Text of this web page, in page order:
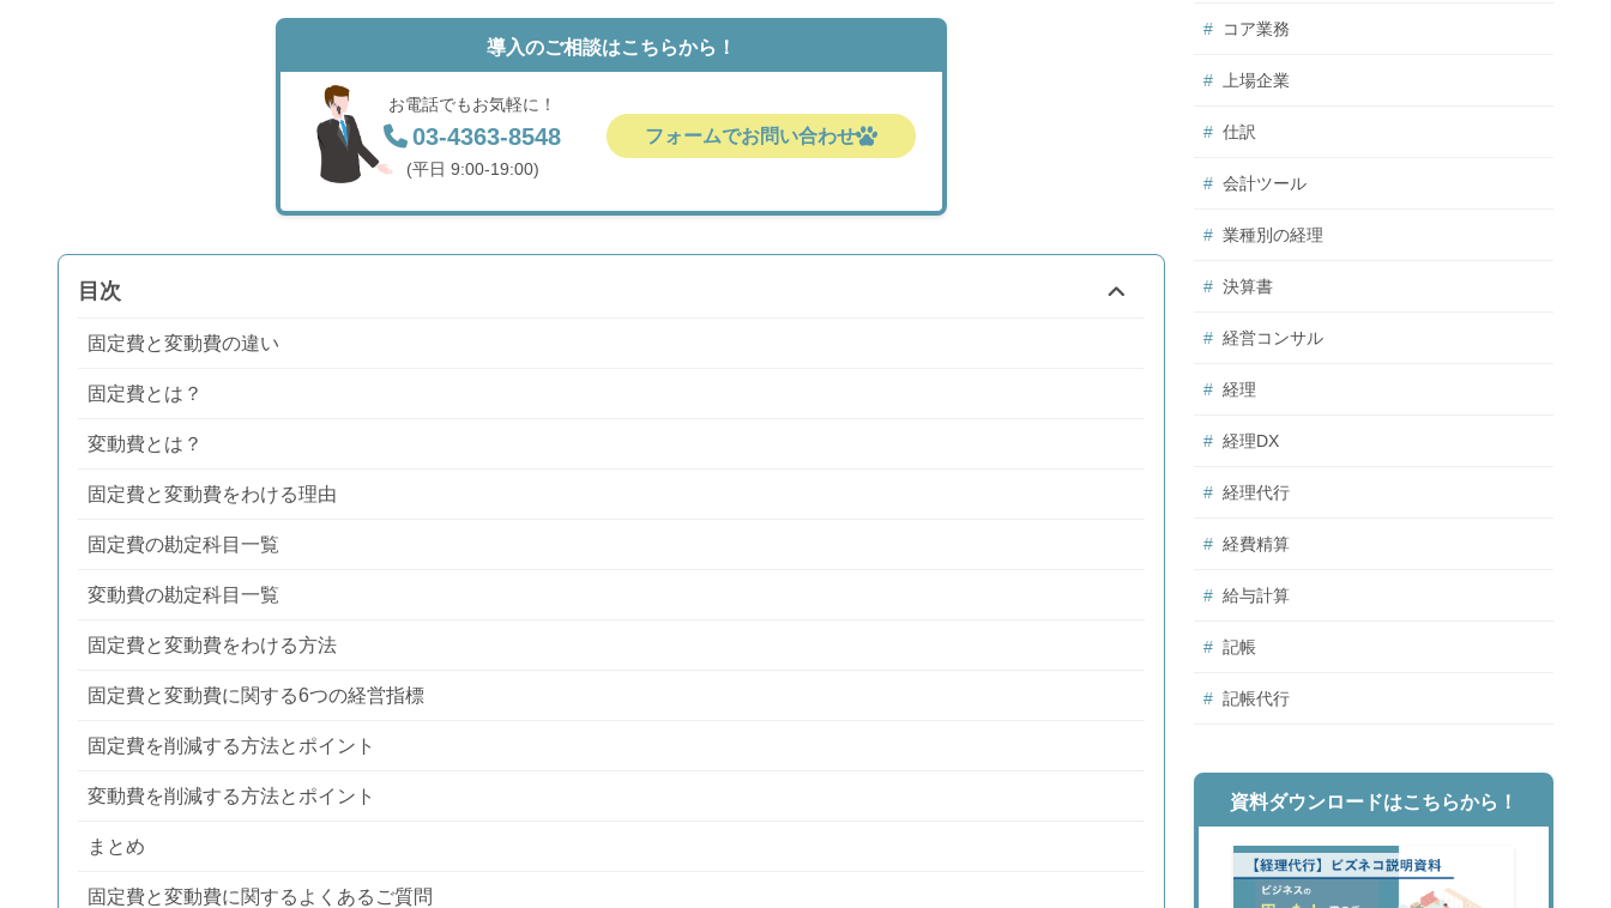
導入のご相談はこちらから！
お電話でもお気軽に！
03-4363-8548
(平日 9:00-19:00)
フォームでお問い合わせ
目次
固定費と変動費の違い
固定費とは？
変動費とは？
固定費と変動費をわける理由
固定費の勘定科目一覧
変動費の勘定科目一覧
固定費と変動費をわける方法
固定費と変動費に関する6つの経営指標
固定費を削減する方法とポイント
変動費を削減する方法とポイント
まとめ
固定費と変動費に関するよくあるご質問
コア業務
上場企業
仕訳
会計ツール
業種別の経理
決算書
経営コンサル
経理
経理DX
経理代行
経費精算
給与計算
記帳
記帳代行
資料ダウンロードはこちらから！